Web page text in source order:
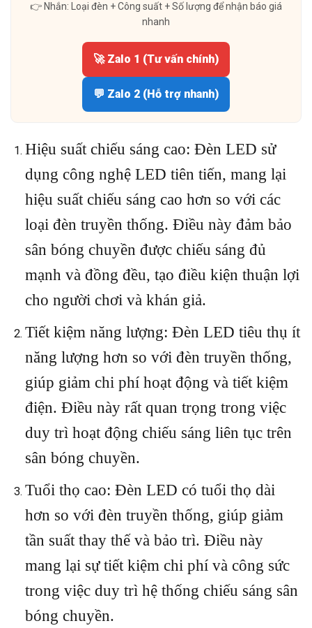
👉 Nhắn: Loại đèn + Công suất + Số lượng để nhận báo giá
nhanh
🚀 Zalo 1 (Tư vấn chính)
💬 Zalo 2 (Hỗ trợ nhanh)
Hiệu suất chiếu sáng cao: Đèn LED sử
dụng công nghệ LED tiên tiến, mang lại
hiệu suất chiếu sáng cao hơn so với các
loại đèn truyền thống. Điều này đảm bảo
sân bóng chuyền được chiếu sáng đủ
mạnh và đồng đều, tạo điều kiện thuận lợi
cho người chơi và khán giả.
Tiết kiệm năng lượng: Đèn LED tiêu thụ ít
năng lượng hơn so với đèn truyền thống,
giúp giảm chi phí hoạt động và tiết kiệm
điện. Điều này rất quan trọng trong việc
duy trì hoạt động chiếu sáng liên tục trên
sân bóng chuyền.
Tuổi thọ cao: Đèn LED có tuổi thọ dài
hơn so với đèn truyền thống, giúp giảm
tần suất thay thế và bảo trì. Điều này
mang lại sự tiết kiệm chi phí và công sức
trong việc duy trì hệ thống chiếu sáng sân
bóng chuyền.